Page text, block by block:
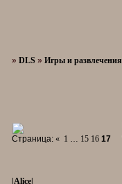
»DLS »Игры и развлечения
Страница:« 1 … 15 16 17
|Alice|